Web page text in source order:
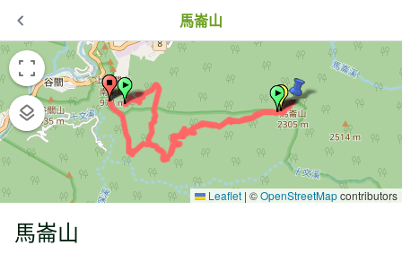
馬崙山
Leaflet | ©OpenStreetMapcontributors
馬崙山